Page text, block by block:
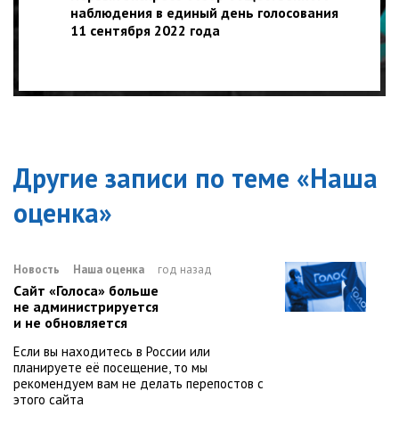
наблюдения в единый день голосования
11 сентября 2022 года
Другие записи по теме «Наша
оценка»
Новость Наша оценка год назад
Сайт «Голоса» больше
не администрируется
и не обновляется
Если вы находитесь в России или
планируете её посещение, то мы
рекомендуем вам не делать перепостов с
этого сайта